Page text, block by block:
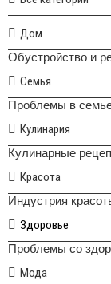
Дом
Обустройство и
Семья
Проблемы в
Кулинария
Кулинарные
Красота
Индустрия
Здоровье
Проблемы со
Мода